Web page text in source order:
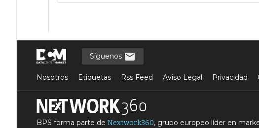
Síguenos
Nosotros Etiquetas Rss Feed Aviso Legal Privacidad
BPS forma parte de Nextwork360, grupo europeo líder en